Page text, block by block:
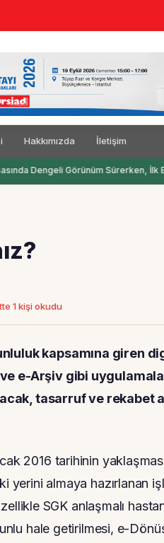
Hakkımızda İletişim
Dengeli Görünüm Sürerken, İlk
1 kişi okudu
kapsamına giren
e-Arşiv gibi
tasarruf ve rekabet
2016 tarihinin
yerini almaya hazırlanan
SGK anlaşmalı
hale getirilmesi, e-